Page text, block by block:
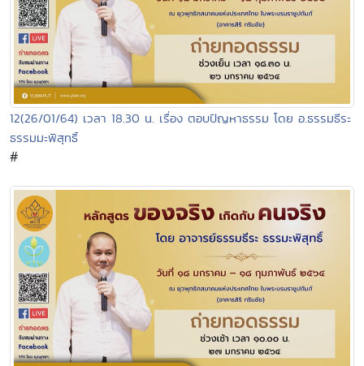
12(26/01/64) เวลา 18.30 น. เรื่อง ตอบปัญหาธรรม โดย อ.ธรรมธีระ
ธรรมมะพิสุทธิ์
#